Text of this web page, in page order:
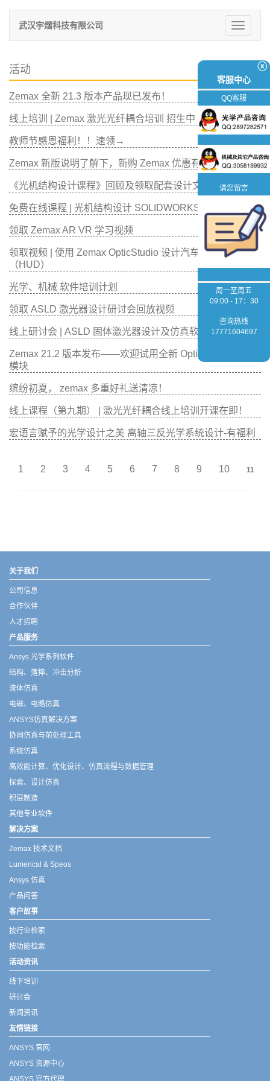
切
换
武汉宇熠科技有限公司
活动
Zemax 全新 21.3 版本产品现已发布！
线上培训 | Zemax 激光光纤耦合培训 招生中
教师节感恩福利！！速领→
Zemax 新版说明了解下，新购 Zemax 优惠有好礼！
《光机结构设计课程》回顾及领取配套设计文件
免费在线课程 | 光机结构设计 SOLIDWORKS 应用
领取 Zemax AR VR 学习视频
领取视频 | 使用 Zemax OpticStudio 设计汽车抬头显示器
（HUD）
光学、机械 软件培训计划
领取 ASLD 激光器设计研讨会回放视频
线上研讨会 | ASLD 固体激光器设计及仿真软件介绍
Zemax 21.2 版本发布——欢迎试用全新 OpticStudio STAR
模块
缤纷初夏， zemax 多重好礼送清凉！
线上课程（第九期） | 激光光纤耦合线上培训开课在即！
宏语言赋予的光学设计之美 离轴三反光学系统设计-有福利
1 2 3 4 5 6 7 8 9 10 11
ⓧ
客服中心
QQ客服
请您留言
周一至周五
09:00 - 17：30
咨询热线
17771604697
关于我们
公司信息
合作伙伴
人才招聘
产品服务
Ansys 光学系列软件
结构、落摔、冲击分析
流体仿真
电磁、电路仿真
ANSYS仿真解决方案
协同仿真与前处理工具
系统仿真
高效能计算、优化设计、仿真流程与数据管理
探索、设计仿真
积层制造
其他专业软件
解决方案
Zemax 技术文档
Lumerical & Speos
Ansys 仿真
产品问答
客户故事
按行业检索
按功能检索
活动资讯
线下培训
研讨会
新闻资讯
友情链接
ANSYS 官网
ANSYS 资源中心
ANSYS 官方代理